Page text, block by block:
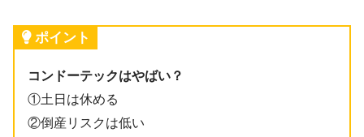
ポイント
コンドーテックはやばい？
①土日は休める
②倒産リスクは低い